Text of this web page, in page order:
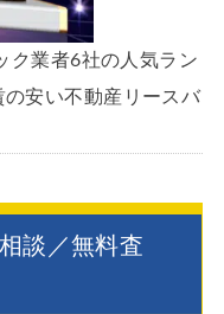
ク業者6社の人気ラン
安い不動産リースバ
談／無料査